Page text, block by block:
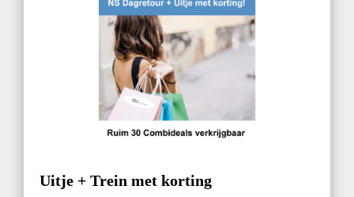
Uitje + Trein met korting